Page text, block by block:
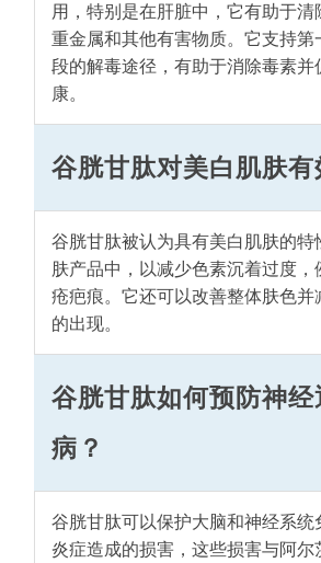
用，特别是在肝脏中，它有助于清
重金属和其他有害物质。它支持第
段的解毒途径，有助于消除毒素并
康。
谷胱甘肽对美白肌肤有
谷胱甘肽被认为具有美白肌肤的特
肤产品中，以减少色素沉着过度，
疮疤痕。它还可以改善整体肤色
的出现。
谷胱甘肽如何预防神
病？
谷胱甘肽可以保护大脑和神经系统
炎症造成的损害，这些损害与阿尔